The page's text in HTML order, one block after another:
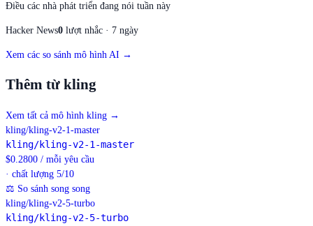
Điều các nhà phát triển đang nói tuần này
Hacker News0 lượt nhắc · 7 ngày
Xem các so sánh mô hình AI →
Thêm từ kling
Xem tất cả mô hình kling →
kling/kling-v2-1-master
kling/kling-v2-1-master
$0.2800 / mỗi yêu cầu
· chất lượng 5/10
⚖ So sánh song song
kling/kling-v2-5-turbo
kling/kling-v2-5-turbo